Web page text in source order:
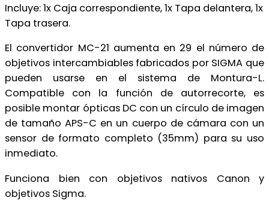
Incluye: 1x Caja correspondiente, 1x Tapa delantera, 1x
Tapa trasera.
El convertidor MC-21 aumenta en 29 el número de
objetivos intercambiables fabricados por SIGMA que
pueden usarse en el sistema de Montura-L.
Compatible con la función de autorrecorte, es
posible montar ópticas DC con un círculo de imagen
de tamaño APS-C en un cuerpo de cámara con un
sensor de formato completo (35mm) para su uso
inmediato.
Funciona bien con objetivos nativos Canon y
objetivos Sigma.